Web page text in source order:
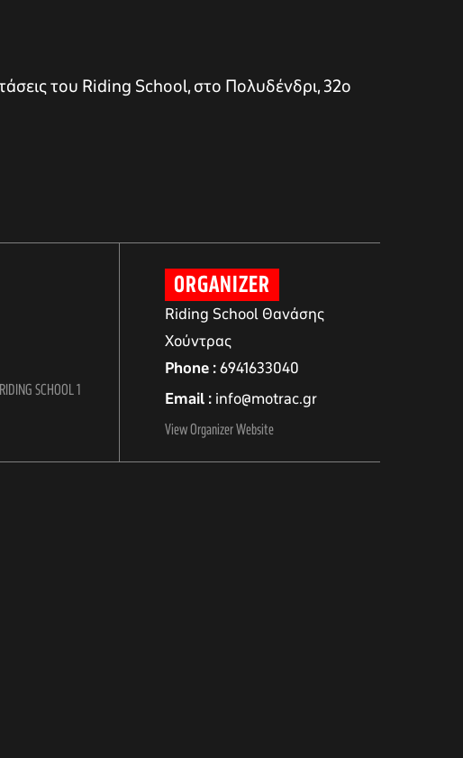
του Riding School, στο Πολυδένδρι, 32ο
RIDING SCHOOL 1
ORGANIZER
Riding School Θανάσης
Χούντρας
Phone 6941633040
Email info@motrac.gr
View Organizer Website